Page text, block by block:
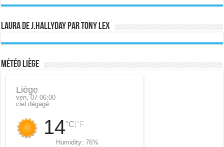
Laura de J.Hallyday par Tony Lex
Météo Liège
Liège
ven, 07 06:00
ciel dégagé
14°C °F
Humidity:76%